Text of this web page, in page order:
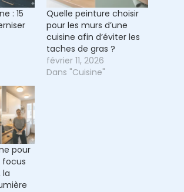
: 15
Quelle peinture choisir
pour les murs d’une
cuisine afin d’éviter les
taches de gras ?
février 11, 2026
Dans "Cuisine"
pour
focus
la